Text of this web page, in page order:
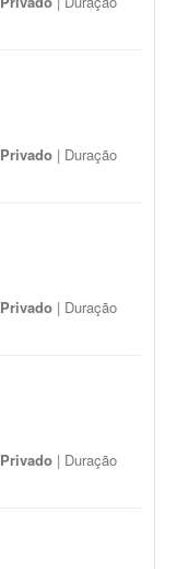
Privado | Duração
Privado | Duração
Privado | Duração